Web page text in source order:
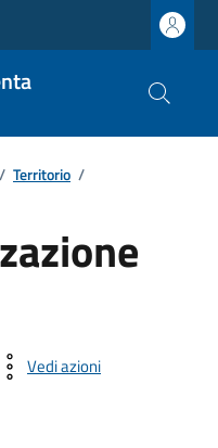
/ Territorio /
Vedi azioni